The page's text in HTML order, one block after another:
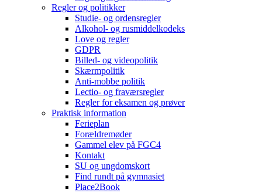
Regler og politikker
Studie- og ordensregler
Alkohol- og rusmiddelkodeks
Love og regler
GDPR
Billed- og videopolitik
Skærmpolitik
Anti-mobbe politik
Lectio- og fraværsregler
Regler for eksamen og prøver
Praktisk information
Ferieplan
Forældremøder
Gammel elev på FGC4
Kontakt
SU og ungdomskort
Find rundt på gymnasiet
Place2Book